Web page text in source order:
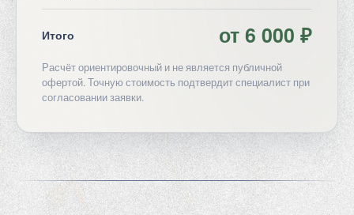
Итого от 6 000 ₽
Расчёт ориентировочный и не является публичной
офертой. Точную стоимость подтвердит специалист при
согласовании заявки.